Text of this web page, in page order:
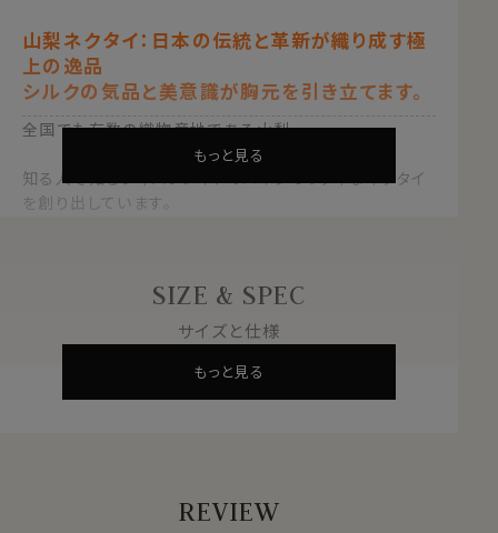
山梨ネクタイ：日本の伝統と革新が織り成す極
上の逸品
シルクの気品と美意識が胸元を引き立てます。
全国でも有数の織物産地である山梨。
知る人ぞ知るジャパンメイドのハイクオリティなネクタイ
を創り出しています。
●歴史とデザイン
200年の織物資料をもとに、時代に合ったデザインを提
他ブランドからのデザイン依頼も多く、優れた品質が世界
的に認められています。
イドインジャパンの逸品です。
もっと見る
SIZE & SPEC
サイズと仕様
もっと見る
REVIEW